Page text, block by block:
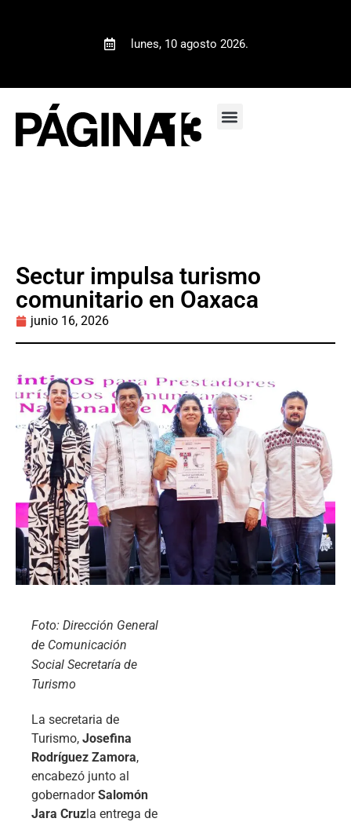
lunes, 10 agosto 2026.
Sectur impulsa turismo
comunitario en Oaxaca
junio 16, 2026
Foto: Dirección General
de Comunicación
Social Secretaría de
Turismo
La secretaria de
Turismo, Josefina
Rodríguez Zamora,
encabezó junto al
gobernadorSalomón
Jara Cruzla entrega de